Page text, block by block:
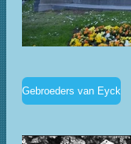
Gebroeders van Eyck